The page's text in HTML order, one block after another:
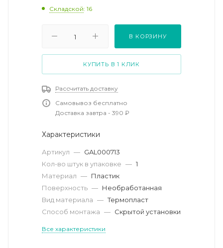
Складской: 16
В КОРЗИНУ
КУПИТЬ В 1 КЛИК
Рассчитать доставку
Самовывоз бесплатно
Доставка завтра - 390 ₽
Характеристики
Артикул — GAL000713
Кол-во штук в упаковке — 1
Материал — Пластик
Поверхность — Необработанная
Вид материала — Термопласт
Способ монтажа — Скрытой установки
Все характеристики